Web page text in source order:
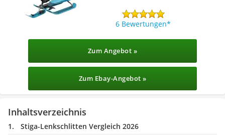
6 Bewertungen
Zum Angebot »
Zum Ebay-Angebot »
Inhaltsverzeichnis
Stiga-Lenkschlitten Vergleich 2026